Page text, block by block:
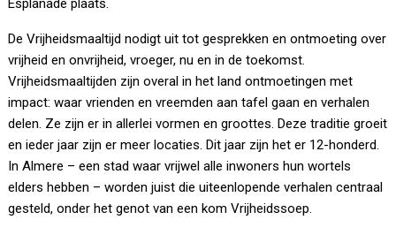
Esplanade plaats.
De Vrijheidsmaaltijd nodigt uit tot gesprekken en ontmoeting over
vrijheid en onvrijheid, vroeger, nu en in de toekomst.
Vrijheidsmaaltijden zijn overal in het land ontmoetingen met
impact: waar vrienden en vreemden aan tafel gaan en verhalen
delen. Ze zijn er in allerlei vormen en groottes. Deze traditie groeit
en ieder jaar zijn er meer locaties. Dit jaar zijn het er 12-honderd.
In Almere – een stad waar vrijwel alle inwoners hun wortels
elders hebben – worden juist die uiteenlopende verhalen centraal
gesteld, onder het genot van een kom Vrijheidssoep.